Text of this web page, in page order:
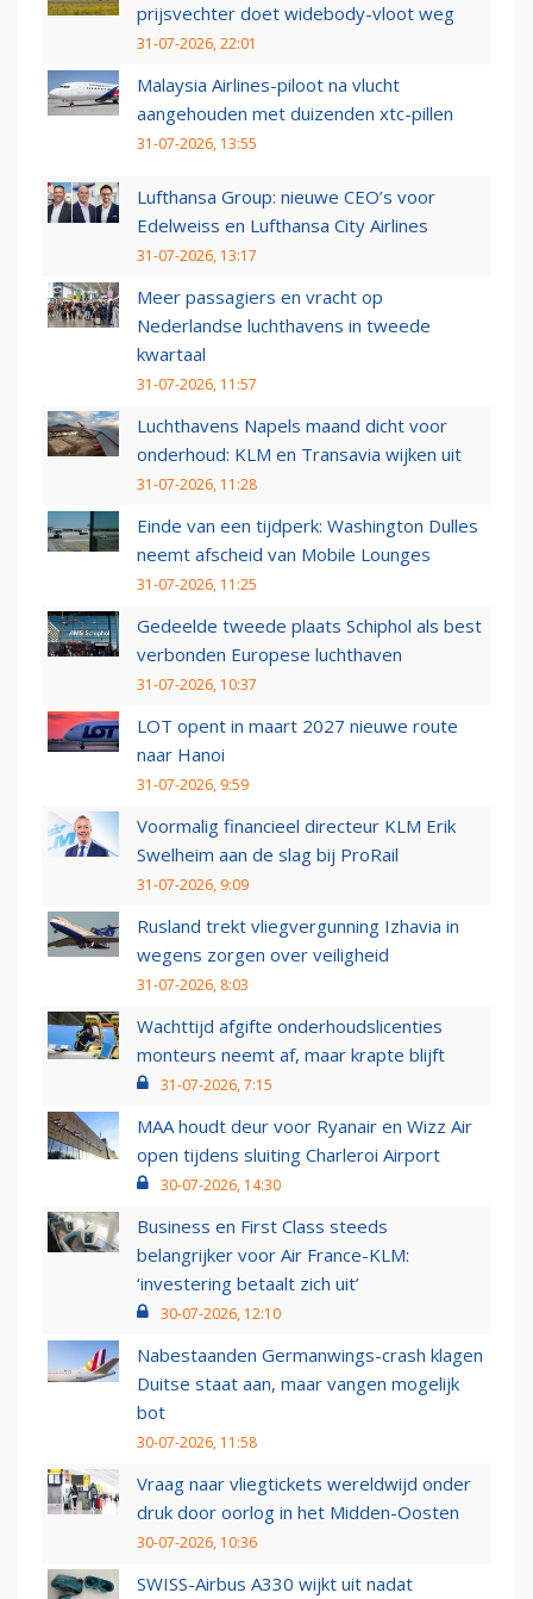
prijsvechter doet widebody-vloot weg
31-07-2026, 22:01
Malaysia Airlines-piloot na vlucht
aangehouden met duizenden xtc-pillen
31-07-2026, 13:55
Lufthansa Group: nieuwe CEO’s voor
Edelweiss en Lufthansa City Airlines
31-07-2026, 13:17
Meer passagiers en vracht op
Nederlandse luchthavens in tweede
kwartaal
31-07-2026, 11:57
Luchthavens Napels maand dicht voor
onderhoud: KLM en Transavia wijken uit
31-07-2026, 11:28
Einde van een tijdperk: Washington Dulles
neemt afscheid van Mobile Lounges
31-07-2026, 11:25
Gedeelde tweede plaats Schiphol als best
verbonden Europese luchthaven
31-07-2026, 10:37
LOT opent in maart 2027 nieuwe route
naar Hanoi
31-07-2026, 9:59
Voormalig financieel directeur KLM Erik
Swelheim aan de slag bij ProRail
31-07-2026, 9:09
Rusland trekt vliegvergunning Izhavia in
wegens zorgen over veiligheid
31-07-2026, 8:03
Wachttijd afgifte onderhoudslicenties
monteurs neemt af, maar krapte blijft
31-07-2026, 7:15
MAA houdt deur voor Ryanair en Wizz Air
open tijdens sluiting Charleroi Airport
30-07-2026, 14:30
Business en First Class steeds
belangrijker voor Air France-KLM:
‘investering betaalt zich uit’
30-07-2026, 12:10
Nabestaanden Germanwings-crash klagen
Duitse staat aan, maar vangen mogelijk
bot
30-07-2026, 11:58
Vraag naar vliegtickets wereldwijd onder
druk door oorlog in het Midden-Oosten
30-07-2026, 10:36
SWISS-Airbus A330 wijkt uit nadat